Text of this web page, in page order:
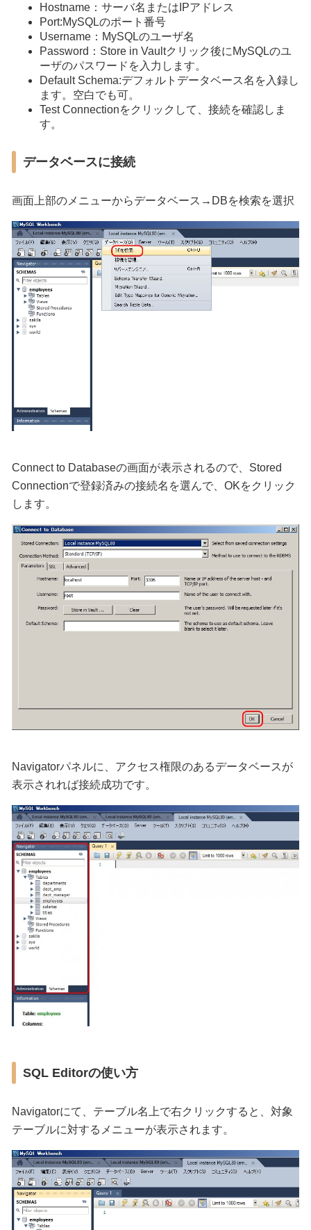
Hostname：サーバ名またはIPアドレス
Port:MySQLのポート番号
Username：MySQLのユーザ名
Password：Store in Vaultクリック後にMySQLのユ
ーザのパスワードを入力します。
Default Schema:デフォルトデータベース名を入録し
ます。空白でも可。
Test Connectionをクリックして、接続を確認しま
す。
データベースに接続
画面上部のメニューからデータベース→DBを検索を選択
Connect to Databaseの画面が表示されるので、Stored
Connectionで登録済みの接続名を選んで、OKをクリック
します。
Navigatorパネルに、アクセス権限のあるデータベースが
表示されれば接続成功です。
SQL Editorの使い方
Navigatorにて、テーブル名上で右クリックすると、対象
テーブルに対するメニューが表示されます。